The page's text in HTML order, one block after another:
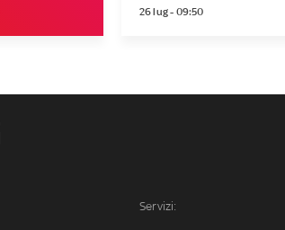
26 lug - 09:50
Servizi: